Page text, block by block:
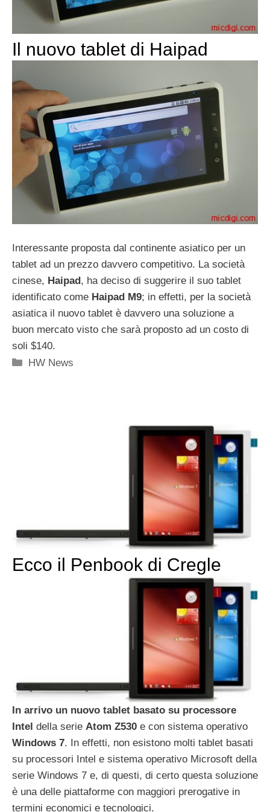
Il nuovo tablet di Haipad
Interessante proposta dal continente asiatico per un
tablet ad un prezzo davvero competitivo. La società
cinese, Haipad, ha deciso di suggerire il suo tablet
identificato come Haipad M9; in effetti, per la società
asiatica il nuovo tablet è davvero una soluzione a
buon mercato visto che sarà proposto ad un costo di
soli $140.
Categorie
HW News
Ecco il Penbook di Cregle
In arrivo un nuovo tablet basato su processore
Intel della serie Atom Z530 e con sistema operativo
Windows 7. In effetti, non esistono molti tablet basati
su processori Intel e sistema operativo Microsoft della
serie Windows 7 e, di questi, di certo questa soluzione
è una delle piattaforme con maggiori prerogative in
termini economici e tecnologici.